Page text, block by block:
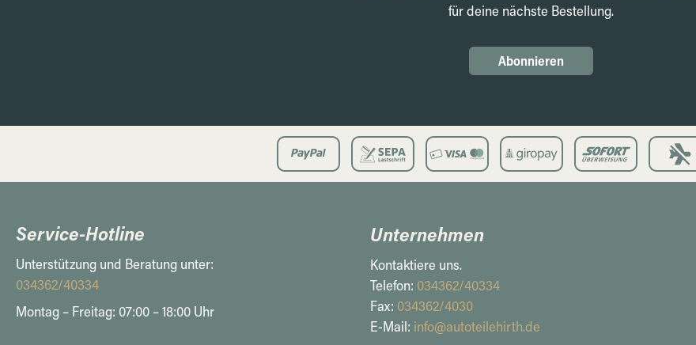
für deine nächste Bestellung.
Abonnieren
Service-Hotline
Unterstützung und Beratung unter:
034362/40334
Montag – Freitag: 07:00 – 18:00 Uhr
Unternehmen
Kontaktiere uns.
Telefon: 034362/40334
Fax: 034362/4030
E-Mail: info@autoteilehirth.de